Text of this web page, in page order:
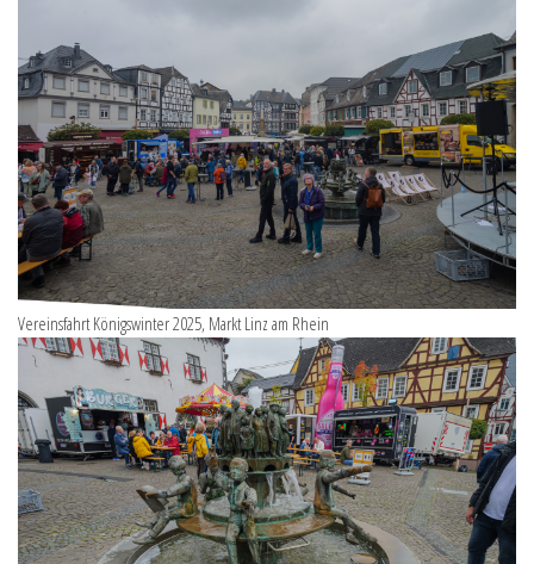
Vereinsfahrt Königswinter 2025, Markt Linz am Rhein